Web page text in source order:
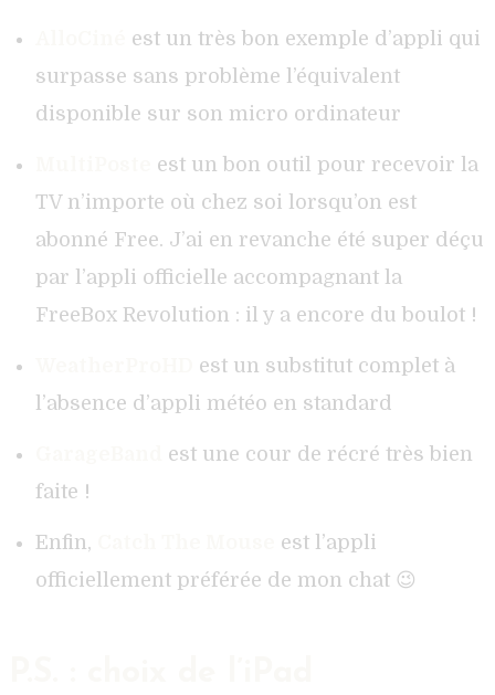
est un très bon exemple d’appli qui
surpasse sans problème l’équivalent
disponible sur son micro ordinateur
est un bon outil pour recevoir la
TV n’importe où chez soi lorsqu’on est
abonné Free. J’ai en revanche été super déçu
par l’appli officielle accompagnant la
FreeBox Revolution : il y a encore du boulot !
est un substitut complet à
l’absence d’appli météo en standard
est une cour de récré très bien
faite !
Enfin,
est l’appli
officiellement préférée de mon chat 😉